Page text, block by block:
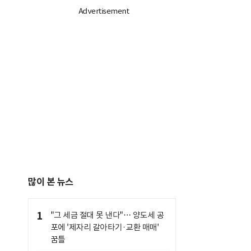
많이 본 뉴스
1
"그 세금 절대 못 낸다"… 양도세 공
포에 '제자리 갈아타기·교환 매매'
꿈틀